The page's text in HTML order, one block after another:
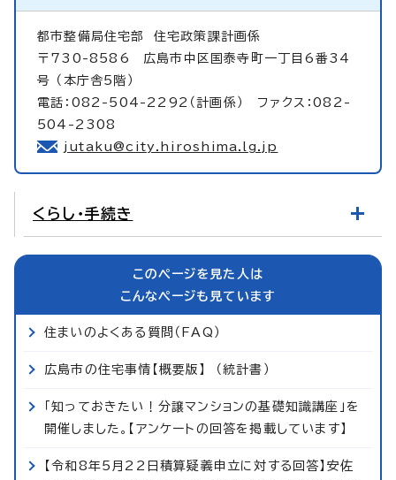
都市整備局住宅部 住宅政策課計画係
〒730-8586 広島市中区国泰寺町一丁目6番34
号 （本庁舎5階）
電話：082-504-2292（計画係） ファクス：082-
504-2308
jutaku@city.hiroshima.lg.jp
くらし・手続き
このページを見た人は
こんなページも見ています
住まいのよくある質問（FAQ）
広島市の住宅事情【概要版】 （統計書）
「知っておきたい！分譲マンションの基礎知識講座」を
開催しました。【アンケートの回答を掲載しています】
【令和8年5月22日積算疑義申立に対する回答】安佐